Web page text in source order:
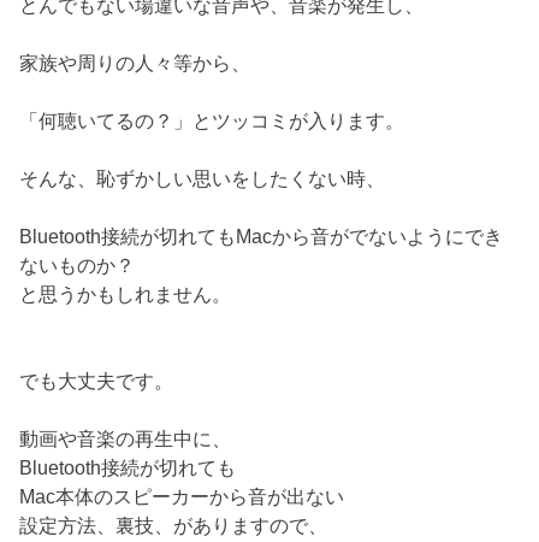
とんでもない場違いな音声や、音楽が発生し、
家族や周りの人々等から、
「何聴いてるの？」とツッコミが入ります。
そんな、恥ずかしい思いをしたくない時、
Bluetooth接続が切れてもMacから音がでないようにでき
ないものか？
と思うかもしれません。
でも大丈夫です。
動画や音楽の再生中に、
Bluetooth接続が切れても
Mac本体のスピーカーから音が出ない
設定方法、裏技、がありますので、